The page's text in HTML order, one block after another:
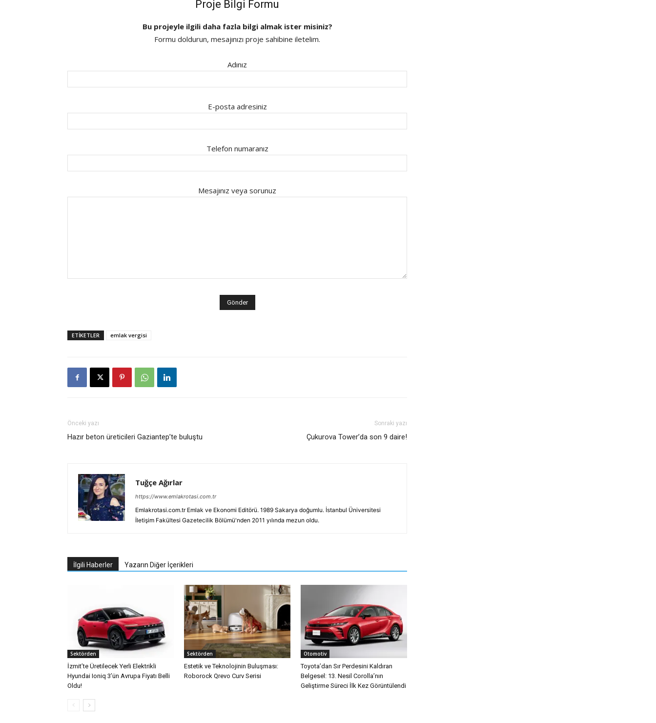
Proje Bilgi Formu
Bu projeyle ilgili daha fazla bilgi almak ister misiniz?
Formu doldurun, mesajınızı proje sahibine iletelim.
Adınız
E-posta adresiniz
Telefon numaranız
Mesajınız veya sorunuz
ETİKETLER emlak vergisi
Önceki yazı
Hazır beton üreticileri Gaziantep’te buluştu
Sonraki yazı
Çukurova Tower’da son 9 daire!
Tuğçe Ağırlar
https://www.emlakrotasi.com.tr
Emlakrotasi.com.tr Emlak ve Ekonomi Editörü. 1989 Sakarya doğumlu. İstanbul Üniversitesi
İletişim Fakültesi Gazetecilik Bölümü'nden 2011 yılında mezun oldu.
İlgili Haberler Yazarın Diğer İçerikleri
Sektörden
İzmit’te Üretilecek Yerli Elektrikli
Hyundai Ioniq 3’ün Avrupa Fiyatı Belli
Oldu!
Sektörden
Estetik ve Teknolojinin Buluşması:
Roborock Qrevo Curv Serisi
Otomotiv
Toyota’dan Sır Perdesini Kaldıran
Belgesel: 13. Nesil Corolla’nın
Geliştirme Süreci İlk Kez Görüntülendi